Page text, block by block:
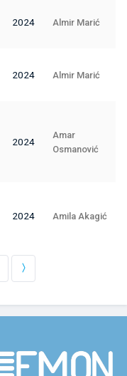
2024 Almir Marić
2024 Almir Marić
2024
Amar
Osmanović
2024 Amila Akagić